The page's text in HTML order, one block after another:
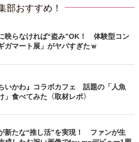
部おすすめ！
映らなければ“盗み”OK！ 体験型コン
ガマート展」がヤバすぎたｗ
いかわ』コラボカフェ 話題の「人魚
」食べてみた〈取材レポ〉
新たな“推し活”を実現！ ファンが生